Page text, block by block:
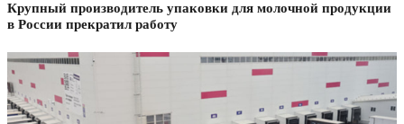
Крупный производитель упаковки для молочной продукции
в России прекратил работу